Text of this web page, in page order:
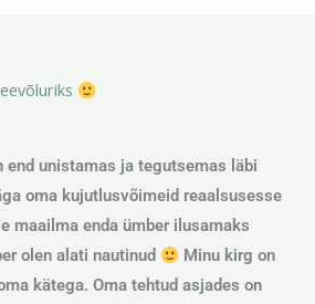
end unistamas ja tegutsemas läbi
oma kujutlusvõimeid reaalsusesse
maailma enda ümber ilusamaks
olen alati nautinud
Minu kirg on
kätega. Oma tehtud asjades on